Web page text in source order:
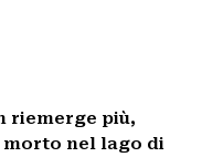
riemerge più,
morto nel lago di